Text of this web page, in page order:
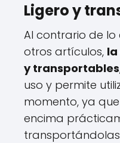
Ligero y
Al contrario de
otros artículos,
y transportables
uso y permite
momento, ya
encima